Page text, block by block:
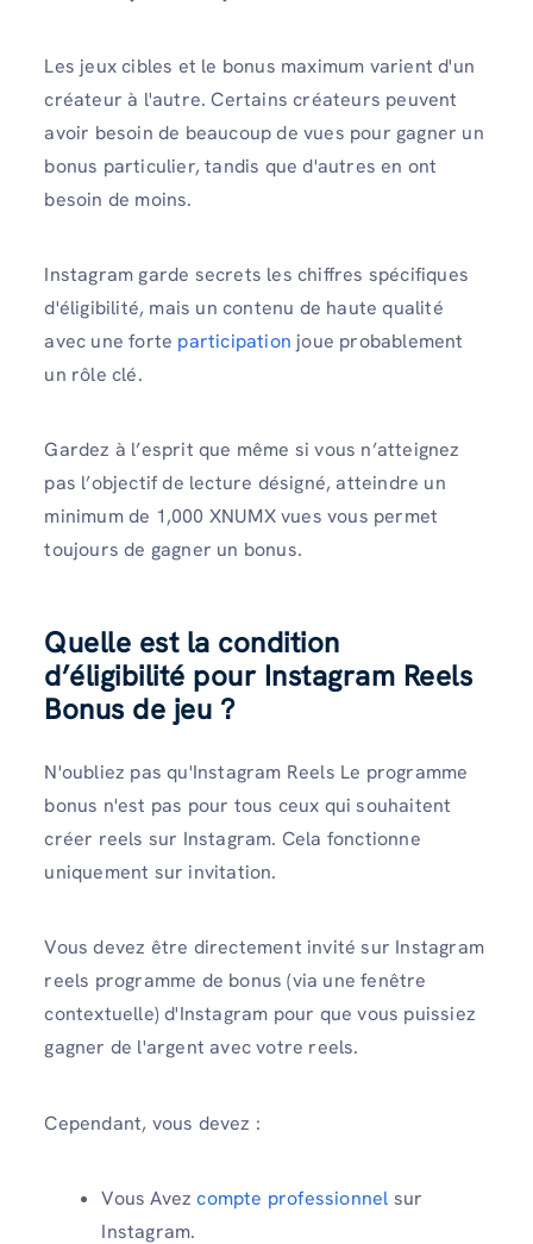
Les jeux cibles et le bonus maximum varient d'un
créateur à l'autre. Certains créateurs peuvent
avoir besoin de beaucoup de vues pour gagner un
bonus particulier, tandis que d'autres en ont
besoin de moins.
Instagram garde secrets les chiffres spécifiques
d'éligibilité, mais un contenu de haute qualité
avec une forte participation joue probablement
un rôle clé.
Gardez à l’esprit que même si vous n’atteignez
pas l’objectif de lecture désigné, atteindre un
minimum de 1,000 XNUMX vues vous permet
toujours de gagner un bonus.
Quelle est la condition
d’éligibilité pour Instagram Reels
Bonus de jeu ?
N'oubliez pas qu'Instagram Reels Le programme
bonus n'est pas pour tous ceux qui souhaitent
créer reels sur Instagram. Cela fonctionne
uniquement sur invitation.
Vous devez être directement invité sur Instagram
reels programme de bonus (via une fenêtre
contextuelle) d'Instagram pour que vous puissiez
gagner de l'argent avec votre reels.
Cependant, vous devez :
Vous Avezcompte professionnel sur
Instagram.